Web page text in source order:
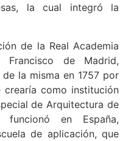
la cual integró la
de la Real Academia
de Madrid,
la misma en 1757 por
crearía como institución
de Arquitectura de
en España,
de aplicación, que